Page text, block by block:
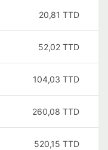
20,81 TTD
52,02 TTD
104,03 TTD
260,08 TTD
520,15 TTD